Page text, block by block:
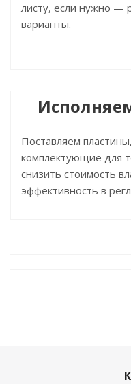
листу, если нужно —
варианты.
Поставляем
комплектующие для
снизить стоимость
эффективность в